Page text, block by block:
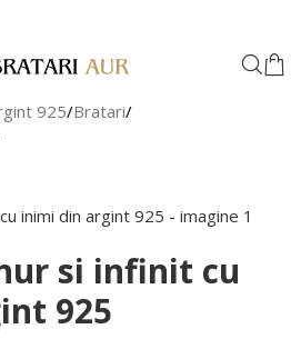
925/Bratari/
si infinit cu
925